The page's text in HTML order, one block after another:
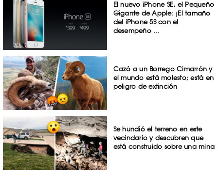
El nuevo iPhone SE, el Pequeño
Gigante de Apple: ¡El tamaño
del iPhone 5S con el
desempeño ...
Cazó a un Borrego Cimarrón y
el mundo está molesto; está en
peligro de extinción
Se hundió el terreno en este
vecindario y descubren que
está construido sobre una mina